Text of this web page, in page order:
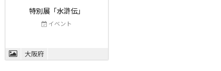
特別展「水滸伝」
イベント
大阪府